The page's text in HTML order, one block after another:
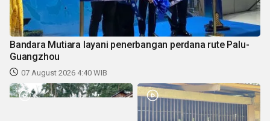
Bandara Mutiara layani penerbangan perdana rute Palu-
Guangzhou
07 August 2026 4:40 WIB